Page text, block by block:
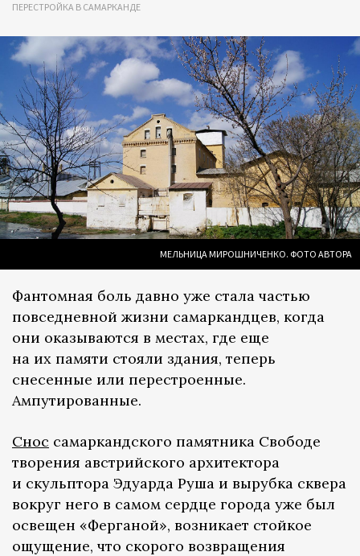
ПЕРЕСТРОЙКА В САМАРКАНДЕ
МЕЛЬНИЦА МИРОШНИЧЕНКО. ФОТО АВТОРА
Фантомная боль давно уже стала частью
повседневной жизни самаркандцев, когда
они оказываются в местах, где еще
на их памяти стояли здания, теперь
снесенные или перестроенные.
Ампутированные.
Снос самаркандского памятника Свободе
творения австрийского архитектора
и скульптора Эдуарда Руша и вырубка сквера
вокруг него в самом сердце города уже был
освещен «Ферганой», возникает стойкое
ощущение, что скорого возвращения